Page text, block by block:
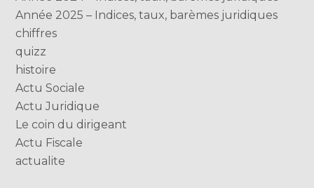
Année 2025 – Indices, taux, barèmes juridiques
chiffres
quizz
histoire
Actu Sociale
Actu Juridique
Le coin du dirigeant
Actu Fiscale
actualite